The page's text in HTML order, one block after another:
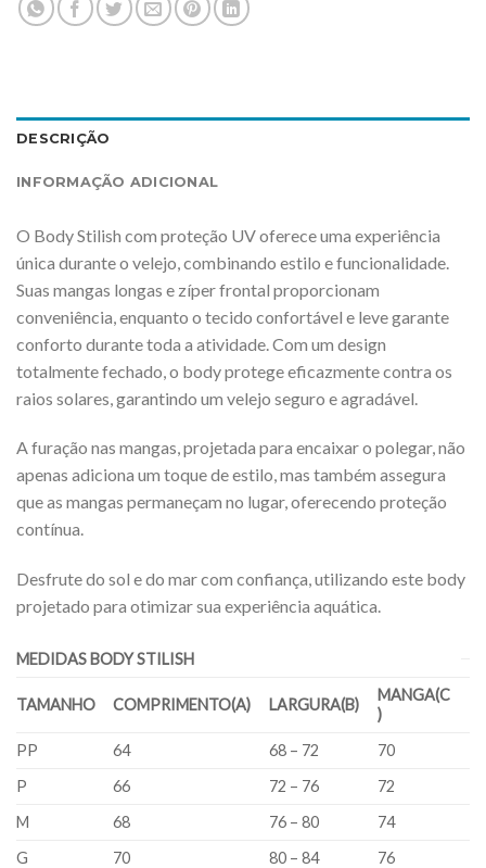
DESCRIÇÃO
INFORMAÇÃO ADICIONAL
O Body Stilish com proteção UV oferece uma experiência
única durante o velejo, combinando estilo e funcionalidade.
Suas mangas longas e zíper frontal proporcionam
conveniência, enquanto o tecido confortável e leve garante
conforto durante toda a atividade. Com um design
totalmente fechado, o body protege eficazmente contra os
raios solares, garantindo um velejo seguro e agradável.
A furação nas mangas, projetada para encaixar o polegar, não
apenas adiciona um toque de estilo, mas também assegura
que as mangas permaneçam no lugar, oferecendo proteção
contínua.
Desfrute do sol e do mar com confiança, utilizando este body
projetado para otimizar sua experiência aquática.
MEDIDAS BODY STILISH
TAMANHO COMPRIMENTO(A) LARGURA(B)
MANGA(C
)
PP
64 68 – 72
70
P
66 72 – 76
72
M
68 76 – 80
74
G
70 80 – 84 76